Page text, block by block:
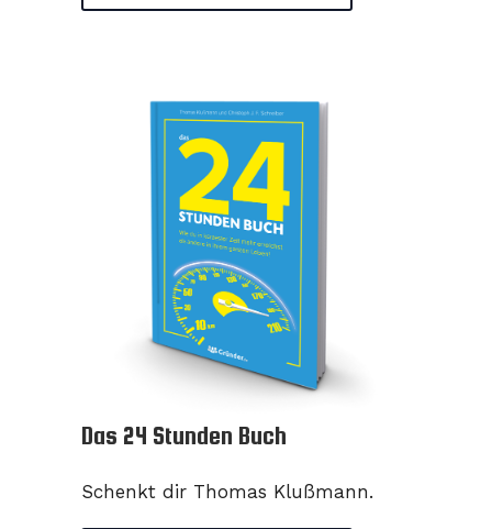
Das 24 Stunden Buch
Schenkt dir Thomas Klußmann.